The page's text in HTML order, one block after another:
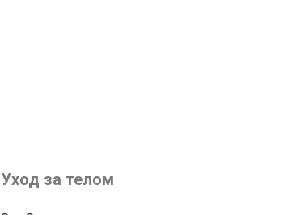
Уход за телом